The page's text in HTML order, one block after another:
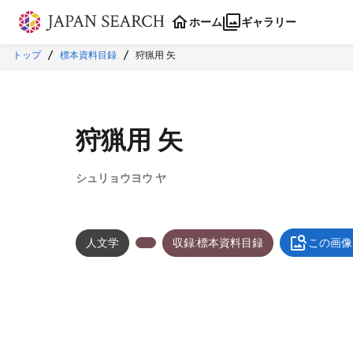
本文に飛ぶ
ホーム ギャラリー
トップ 標本資料目録 狩猟用 矢
狩猟用 矢
シュリョウヨウ ヤ
人文学 収録:標本資料目録 この画